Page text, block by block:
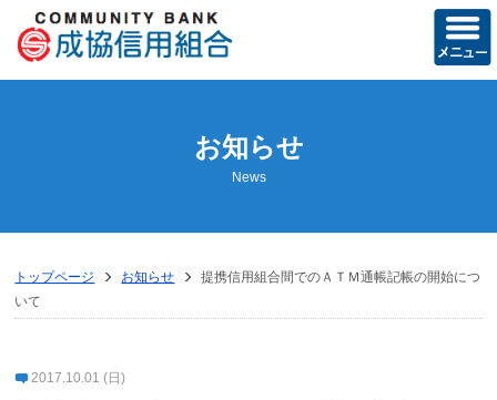
当組合の概要お知らせ
News
トップページ お知らせ
提携信用組合間でのＡＴＭ通帳記帳の開始につ
いて
2017.10.01 (日)